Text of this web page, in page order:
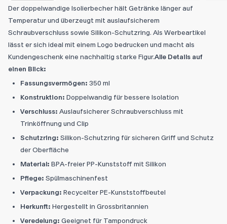
Der doppelwandige Isolierbecher hält Getränke länger auf
Temperatur und überzeugt mit auslaufsicherem
Schraubverschluss sowie Silikon-Schutzring. Als Werbeartikel
lässt er sich ideal mit einem Logo bedrucken und macht als
Kundengeschenk eine nachhaltig starke Figur.Alle Details auf
einen Blick:
Fassungsvermögen: 350 ml
Konstruktion: Doppelwandig für bessere Isolation
Verschluss: Auslaufsicherer Schraubverschluss mit
Trinköffnung und Clip
Schutzring: Silikon-Schutzring für sicheren Griff und Schutz
der Oberfläche
Material: BPA-freier PP-Kunststoff mit Silikon
Pflege: Spülmaschinenfest
Verpackung: Recycelter PE-Kunststoffbeutel
Herkunft: Hergestellt in Grossbritannien
Veredelung: Geeignet für Tampondruck